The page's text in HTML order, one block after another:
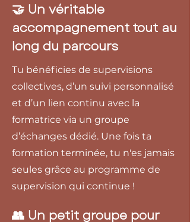
🤝 Un véritable
accompagnement tout au
long du parcours
Tu bénéficies de supervisions
collectives, d’un suivi personnalisé
et d’un lien continu avec la
formatrice via un groupe
d’échanges dédié. Une fois ta
formation terminée, tu n'es jamais
seules grâce au programme de
supervision qui continue !
👥 Un petit groupe pour